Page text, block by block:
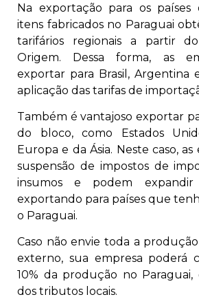
Na exportação para os países
itens fabricados no Paraguai
tarifários regionais a partir
Origem. Dessa forma, as
exportar para Brasil, Argentina
aplicação das tarifas de
Também é vantajoso exportar
do bloco, como Estados
Europa e da Ásia. Neste caso,
suspensão de impostos de
insumos e podem expandir
exportando para países que
o Paraguai.
Caso não envie toda a
externo, sua empresa poderá
10% da produção no Paraguai,
dos tributos locais.